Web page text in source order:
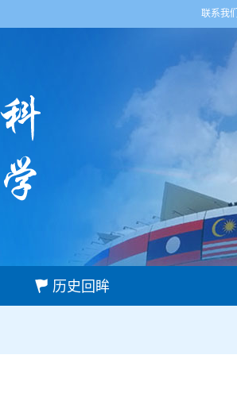
联系我们
历史回眸